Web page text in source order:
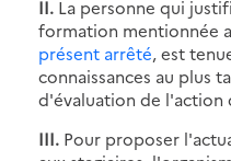
II. La personne qui
formation mentionnée
présent arrêté, est
connaissances au plus
d'évaluation de l'action
III. Pour proposer